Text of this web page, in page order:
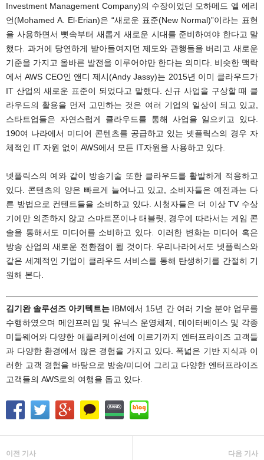
Investment Management Company)의 수장이었던 모하메드 엘 에리
언(Mohamed A. El-Erian)은 “새로운 표준(New Normal)”이라는 표현
을 사용하면서 뼛속부터 새롭게 새로운 시대를 준비하여야 한다고 말
했다. 과거에 당연하게 받아들여지던 제도와 관행들을 버리고 새로운
기준을 가지고 올바른 발전을 이루어야만 한다는 의미다. 비슷한 맥락
에서 AWS CEO인 앤디 제시(Andy Jassy)는 2015년 이미 클라우드가
IT 산업의 새로운 표준이 되었다고 말했다. 신규 사업을 구상할 때 클
라우드의 활용을 먼저 고민하는 것은 여러 기업의 일상이 되고 있고,
스타트업들은 자연스럽게 클라우드를 통해 사업을 일으키고 있다.
190여 나라에서 미디어 콘텐츠를 공급하고 있는 넷플릭스의 경우 자
체적인 IT 자원 없이 AWS에서 모든 IT자원을 사용하고 있다.
넷플릭스의 예와 같이 방송기술 또한 클라우드를 활발하게 적용하고
있다. 콘텐츠의 양은 빠르게 늘어나고 있고, 소비자들은 예전과는 다
른 방법으로 컨텐트들을 소비하고 있다. 시청자들은 더 이상 TV 수상
기에만 의존하지 않고 스마트폰이나 태블릿, 경우에 따라서는 게임 콘
솔을 통해서도 미디어를 소비하고 있다. 이러한 변화는 미디어 혹은
방송 산업의 새로운 전환점이 될 것이다. 우리나라에서도 넷플릭스와
같은 세계적인 기업이 클라우드 서비스를 통해 탄생하기를 간절히 기
원해 본다.
김기완 솔루션즈 아키텍트는 IBM에서 15년 간 여러 기술 분야 업무를
수행하였으며 메인프레임 및 유닉스 운영체제, 데이터베이스 및 각종
미들웨어와 다양한 애플리케이션에 이르기까지 엔터프라이즈 고객들
과 다양한 환경에서 많은 경험을 가지고 있다. 폭넓은 기반 지식과 이
러한 고객 경험을 바탕으로 방송/미디어 그리고 다양한 엔터프라이즈
고객들의 AWS로의 여행을 돕고 있다.
이전 기사 다음 기사